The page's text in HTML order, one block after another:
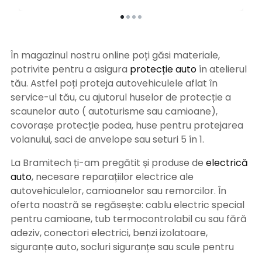
În magazinul nostru online poți găsi materiale,
potrivite pentru a asigura protecție autoîn atelierul
tău. Astfel poți proteja autovehiculele aflat în
service-ul tău, cu ajutorul huselor de protecție a
scaunelor auto ( autoturisme sau camioane),
covorașe protecție podea, huse pentru protejarea
volanului, saci de anvelope sau seturi 5 în 1.
La Bramitech ți-am pregătit și produse de electrică
auto, necesare reparațiilor electrice ale
autovehiculelor, camioanelor sau remorcilor. În
oferta noastră se regăsește: cablu electric special
pentru camioane, tub termocontrolabil cu sau fără
adeziv, conectori electrici, benzi izolatoare,
siguranțe auto, socluri siguranțe sau scule pentru